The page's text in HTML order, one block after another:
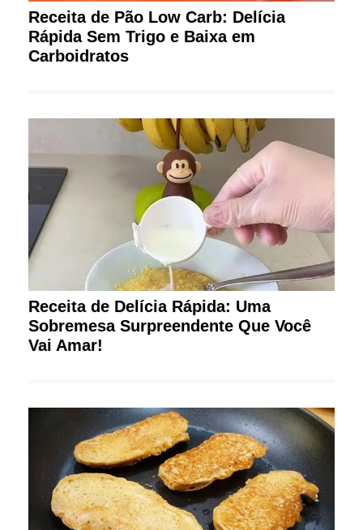
Receita de Pão Low Carb: Delícia
Rápida Sem Trigo e Baixa em
Carboidratos
Receita de Delícia Rápida: Uma
Sobremesa Surpreendente Que Você
Vai Amar!